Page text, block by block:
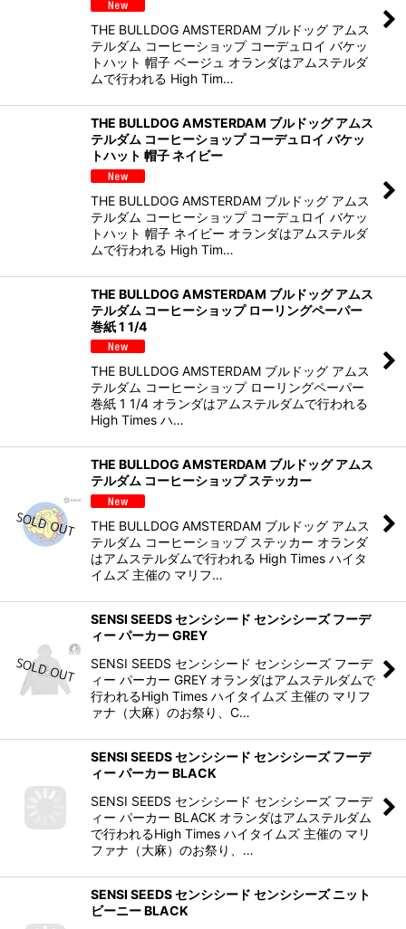
THE BULLDOG AMSTERDAM ブルドッグ アムス
テルダム コーヒーショップ コーデュロイ バケッ
トハット 帽子 ベージュ オランダはアムステルダ
ムで行われる High Tim…
THE BULLDOG AMSTERDAM ブルドッグ アムス
テルダム コーヒーショップ コーデュロイ バケッ
トハット 帽子 ネイビー
THE BULLDOG AMSTERDAM ブルドッグ アムス
テルダム コーヒーショップ コーデュロイ バケッ
トハット 帽子 ネイビー オランダはアムステルダ
ムで行われる High Tim…
THE BULLDOG AMSTERDAM ブルドッグ アムス
テルダム コーヒーショップ ローリングペーパー
巻紙 1 1/4
THE BULLDOG AMSTERDAM ブルドッグ アムス
テルダム コーヒーショップ ローリングペーパー
巻紙 1 1/4 オランダはアムステルダムで行われる
High Times ハ…
THE BULLDOG AMSTERDAM ブルドッグ アムス
テルダム コーヒーショップ ステッカー
THE BULLDOG AMSTERDAM ブルドッグ アムス
テルダム コーヒーショップ ステッカー オランダ
はアムステルダムで行われる High Times ハイタ
イムズ 主催の マリフ…
SENSI SEEDS センシシード センシシーズ フーデ
ィー パーカー GREY
SENSI SEEDS センシシード センシシーズ フーデ
ィー パーカー GREY オランダはアムステルダムで
行われるHigh Times ハイタイムズ 主催の マリフ
ァナ（大麻）のお祭り、C…
SENSI SEEDS センシシード センシシーズ フーデ
ィー パーカー BLACK
SENSI SEEDS センシシード センシシーズ フーデ
ィー パーカー BLACK オランダはアムステルダム
で行われるHigh Times ハイタイムズ 主催の マリ
ファナ（大麻）のお祭り、…
SENSI SEEDS センシシード センシシーズ ニット
ビーニー BLACK